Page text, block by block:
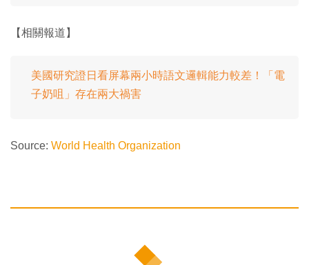
【相關報道】
美國研究證日看屏幕兩小時語文邏輯能力較差！「電
子奶咀」存在兩大禍害
Source: World Health Organization